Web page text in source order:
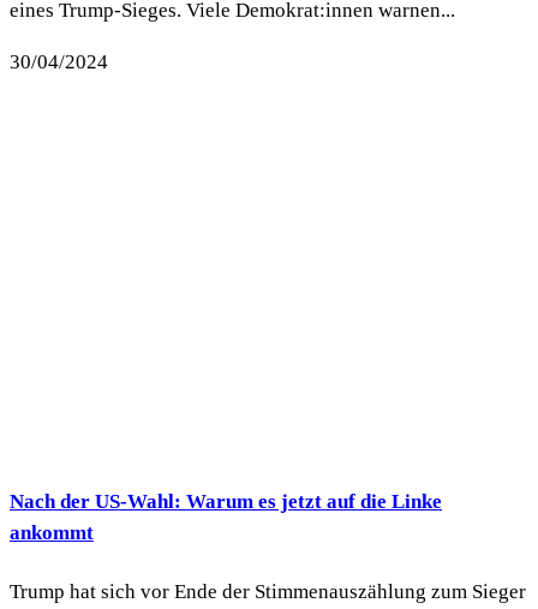
eines Trump-Sieges. Viele Demokrat:innen warnen...
30/04/2024
Nach der US-Wahl: Warum es jetzt auf die Linke
ankommt
Trump hat sich vor Ende der Stimmenauszählung zum Sieger